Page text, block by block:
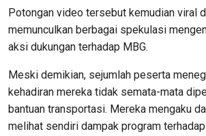
Potongan video tersebut kemudian viral
memunculkan berbagai spekulasi
aksi dukungan terhadap MBG.
Meski demikian, sejumlah peserta
kehadiran mereka tidak semata-mata
bantuan transportasi. Mereka mengaku
melihat sendiri dampak program